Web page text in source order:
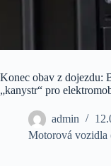
Konec obav z dojezdu:
„kanystr“ pro
admin
Motorová vozidla